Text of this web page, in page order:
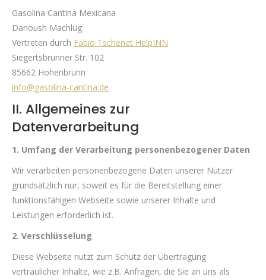
Gasolina Cantina Mexicana
Danoush Machlug
Vertreten durch Fabio Tschenet HelpINN
Siegertsbrunner Str. 102
85662 Hohenbrunn
info@gasolina-cantina.de
II. Allgemeines zur
Datenverarbeitung
1. Umfang der Verarbeitung personenbezogener Daten
Wir verarbeiten personenbezogene Daten unserer Nutzer
grundsätzlich nur, soweit es für die Bereitstellung einer
funktionsfähigen Webseite sowie unserer Inhalte und
Leistungen erforderlich ist.
2. Verschlüsselung
Diese Webseite nutzt zum Schutz der Übertragung
vertraulicher Inhalte, wie z.B. Anfragen, die Sie an uns als